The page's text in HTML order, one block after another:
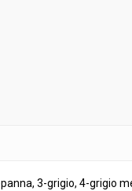
3-grigio, 4-grigio